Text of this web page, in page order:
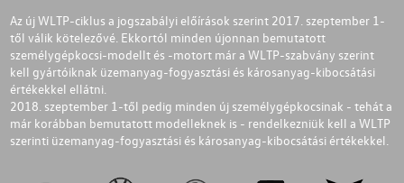
Az új WLTP-ciklus a jogszabályi előírások szerint 2017. szeptember 1-
től válik kötelezővé. Ekkortól minden újonnan bemutatott
személygépkocsi-modellt és -motort már a WLTP-szabvány szerint
kell gyártóiknak üzemanyag-fogyasztási és károsanyag-kibocsátási
értékekkel ellátni.
2018. szeptember 1-től pedig minden új személygépkocsinak - tehát a
már korábban bemutatott modelleknek is - rendelkezniük kell a WLTP
szerinti üzemanyag-fogyasztási és károsanyag-kibocsátási értékekkel.